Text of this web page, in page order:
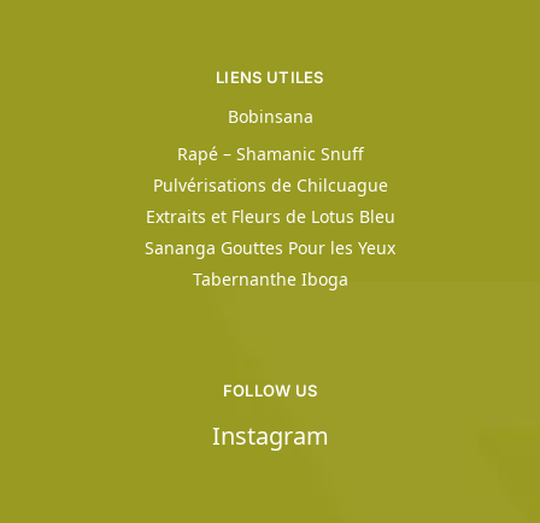
LIENS UTILES
Bobinsana
Rapé – Shamanic Snuff
Pulvérisations de Chilcuague
Extraits et Fleurs de Lotus Bleu
Sananga Gouttes Pour les Yeux
Tabernanthe Iboga
FOLLOW US
Instagram